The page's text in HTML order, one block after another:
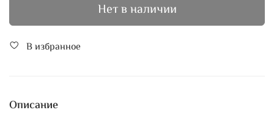
Нет в наличии
В избранное
Описание